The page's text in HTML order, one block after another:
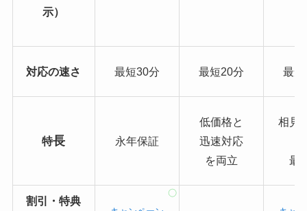
示）
対応の速さ 最短30分 最短20分 最
特長 永年保証
低価格と
迅速対応
を両立
相見
最
割引・特典